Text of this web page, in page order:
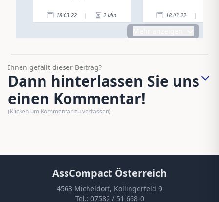
18.03.22 | 2 Min. 18.03.22 |
Ihnen gefällt dieser Beitrag?
Dann hinterlassen Sie uns
einen Kommentar!
(Klicken um Kommentar zu verfassen)
AssCompact Österreich
4563 Micheldorf, Kollingerfeld 9
Tel.: 07582 / 51 668-0